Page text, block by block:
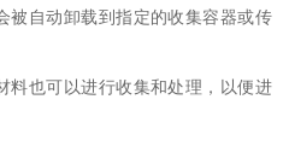
自动卸载到指定的收集容器或传
也可以进行收集和处理，以便进